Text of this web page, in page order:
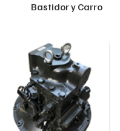
Bastidor y Carro